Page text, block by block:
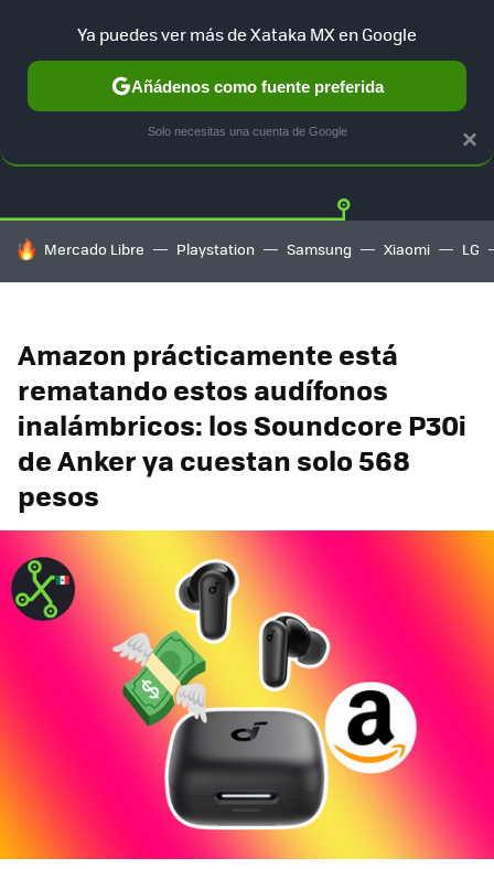
GUÍA DE COMPRAS MERCADO LIBRE
HOY SE HABLA DE
Mercado Libre Playstation Samsung Xiaomi LG
Amazon prácticamente está
rematando estos audífonos
inalámbricos: los Soundcore P30i
de Anker ya cuestan solo 568
pesos
×
Ya puedes ver más de Xataka MX en Google
Añádenos como fuente preferida
Solo necesitas una cuenta de Google